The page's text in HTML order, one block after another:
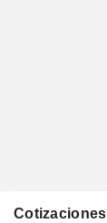
Cotizaciones